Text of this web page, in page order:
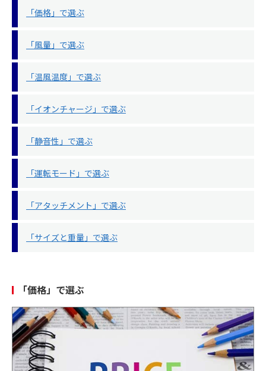
「価格」で選ぶ
「風量」で選ぶ
「温風温度」で選ぶ
「イオンチャージ」で選ぶ
「静音性」で選ぶ
「運転モード」で選ぶ
「アタッチメント」で選ぶ
「サイズと重量」で選ぶ
「価格」で選ぶ